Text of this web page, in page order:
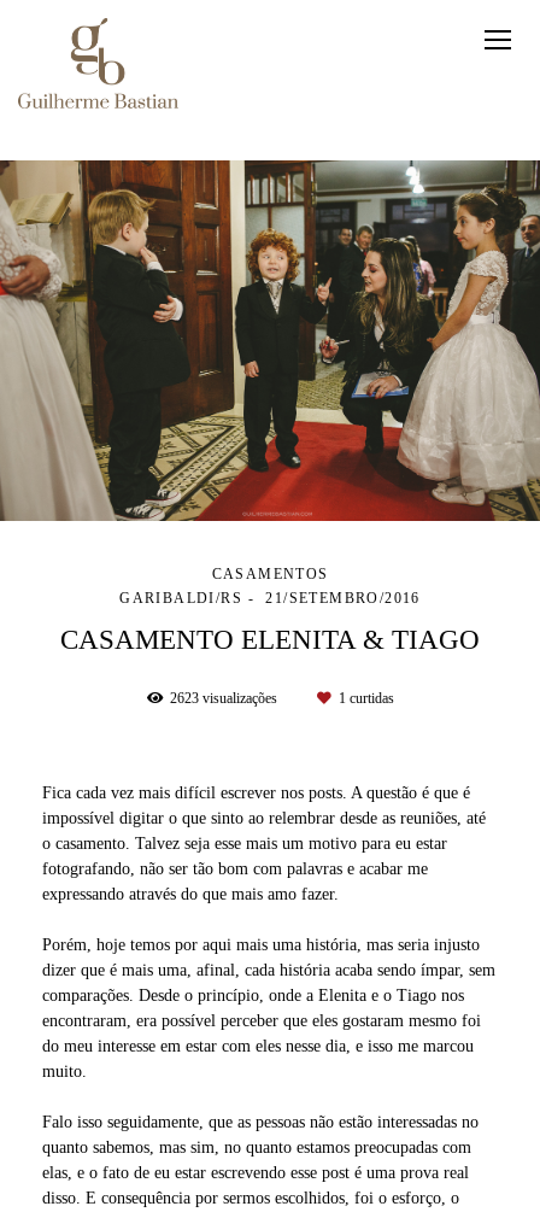
CASAMENTOS
GARIBALDI/RS
21/SETEMBRO/2016
CASAMENTO ELENITA & TIAGO
2623visualizações 1 curtidas
Fica cada vez mais difícil escrever nos posts. A questão é que é
impossível digitar o que sinto ao relembrar desde as reuniões, até
o casamento. Talvez seja esse mais um motivo para eu estar
fotografando, não ser tão bom com palavras e acabar me
expressando através do que mais amo fazer.
Porém, hoje temos por aqui mais uma história, mas seria injusto
dizer que é mais uma, afinal, cada história acaba sendo ímpar, sem
comparações. Desde o princípio, onde a Elenita e o Tiago nos
encontraram, era possível perceber que eles gostaram mesmo foi
do meu interesse em estar com eles nesse dia, e isso me marcou
muito.
Falo isso seguidamente, que as pessoas não estão interessadas no
quanto sabemos, mas sim, no quanto estamos preocupadas com
elas, e o fato de eu estar escrevendo esse post é uma prova real
disso. E consequência por sermos escolhidos, foi o esforço, o